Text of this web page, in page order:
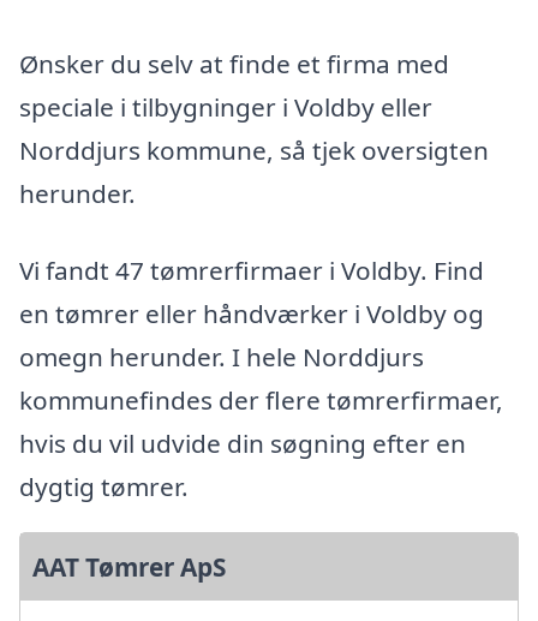
Ønsker du selv at finde et firma med
speciale i tilbygninger i Voldby eller
Norddjurs kommune, så tjek oversigten
herunder.
Vi fandt 47 tømrerfirmaer i Voldby. Find
en tømrer eller håndværker i Voldby og
omegn herunder. I hele Norddjurs
kommunefindes der flere tømrerfirmaer,
hvis du vil udvide din søgning efter en
dygtig tømrer.
AAT Tømrer ApS